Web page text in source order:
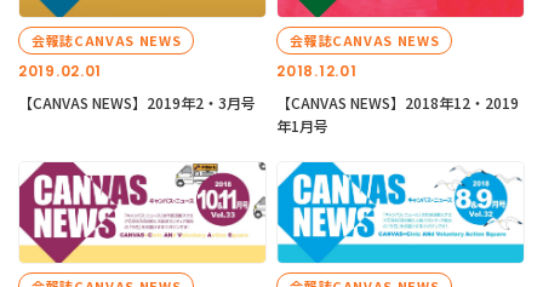
2019.02.01
会報誌CANVAS NEWS
【CANVAS NEWS】2019年2・3月号
2018.12.01
会報誌CANVAS NEWS
【CANVAS NEWS】2018年12・2019
年1月号